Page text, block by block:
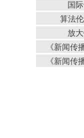
国
算法
放
《新闻传
《新闻传